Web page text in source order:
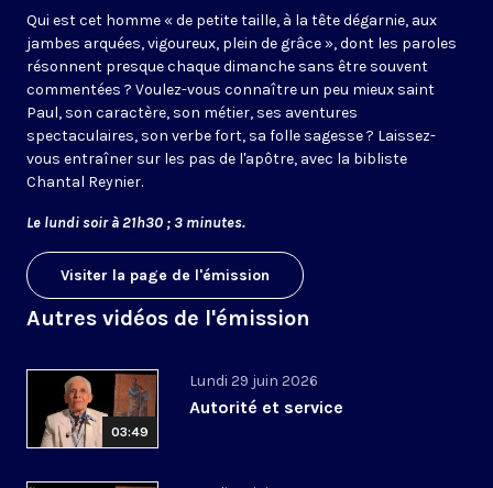
Qui est cet homme « de petite taille, à la tête dégarnie, aux
jambes arquées, vigoureux, plein de grâce », dont les paroles
résonnent presque chaque dimanche sans être souvent
commentées ? Voulez-vous connaître un peu mieux saint
Paul, son caractère, son métier, ses aventures
spectaculaires, son verbe fort, sa folle sagesse ? Laissez-
vous entraîner sur les pas de l'apôtre, avec la bibliste
Chantal Reynier.
Le lundi soir à 21h30 ; 3 minutes.
Visiter la page de l'émission
Autres vidéos de l'émission
03:49
Lundi 29 juin 2026
Autorité et service